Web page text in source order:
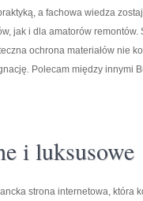
a fachowa wiedza
jak i dla amatorów
ochrona materiałów nie
Polecam między innymi
i luksusowe
strona internetowa, która